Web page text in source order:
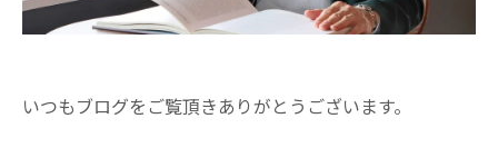
いつもブログをご覧頂きありがとうございます。